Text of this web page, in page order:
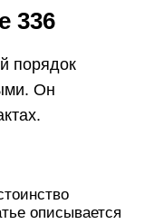
336
порядок
Он
описывается